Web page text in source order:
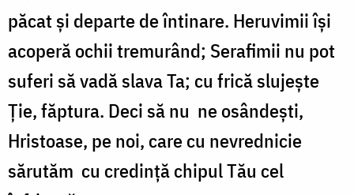
păcat şi departe de întinare. Heruvimii îşi
acoperă ochii tremurând; Serafimii nu pot
suferi să vadă slava Ta; cu frică slujeşte
Ţie, făptura. Deci să nu ne osândeşti,
Hristoase, pe noi, care cu nevrednicie
sărutăm cu credinţă chipul Tău cel